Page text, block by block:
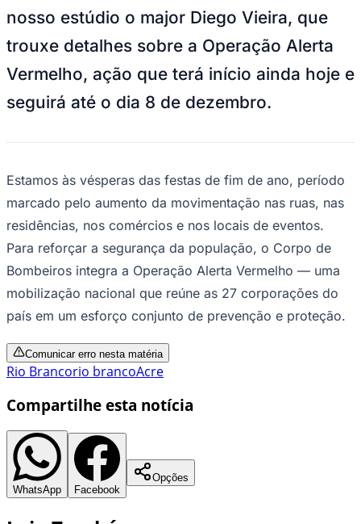
nosso estúdio o major Diego Vieira, que
trouxe detalhes sobre a Operação Alerta
Vermelho, ação que terá início ainda hoje e
seguirá até o dia 8 de dezembro.
Estamos às vésperas das festas de fim de ano, período
marcado pelo aumento da movimentação nas ruas, nas
residências, nos comércios e nos locais de eventos.
Para reforçar a segurança da população, o Corpo de
Bombeiros integra a Operação Alerta Vermelho — uma
mobilização nacional que reúne as 27 corporações do
país em um esforço conjunto de prevenção e proteção.
Comunicar erro nesta matéria
Rio Brancorio brancoAcre
Compartilhe esta notícia
WhatsApp Facebook
Opções